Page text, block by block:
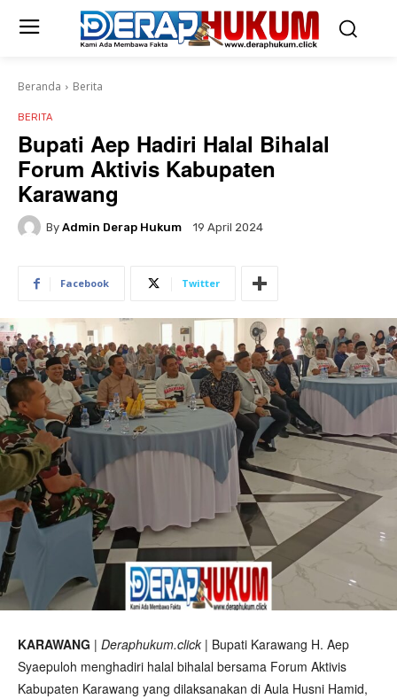
Beranda Berita
BERITA
Bupati Aep Hadiri Halal Bihalal
Forum Aktivis Kabupaten
Karawang
By Admin Derap Hukum 19 April 2024
Facebook Twitter
KARAWANG | Deraphukum.click | Bupati Karawang H. Aep
Syaepuloh menghadiri halal bihalal bersama Forum Aktivis
Kabupaten Karawang yang dilaksanakan di Aula Husni Hamid,